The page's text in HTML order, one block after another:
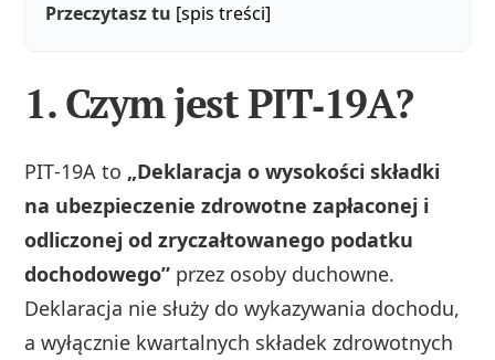
Przeczytasz tu [spis treści]
1. Czym jest PIT‑19A?
PIT‑19A to „Deklaracja o wysokości składki
na ubezpieczenie zdrowotne zapłaconej i
odliczonej od zryczałtowanego podatku
dochodowego” przez osoby duchowne.
Deklaracja nie służy do wykazywania dochodu,
a wyłącznie kwartalnych składek zdrowotnych